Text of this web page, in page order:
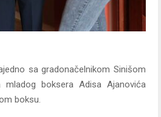
sa gradonačelnikom Sinišom
boksera Adisa Ajanovića
boksu.